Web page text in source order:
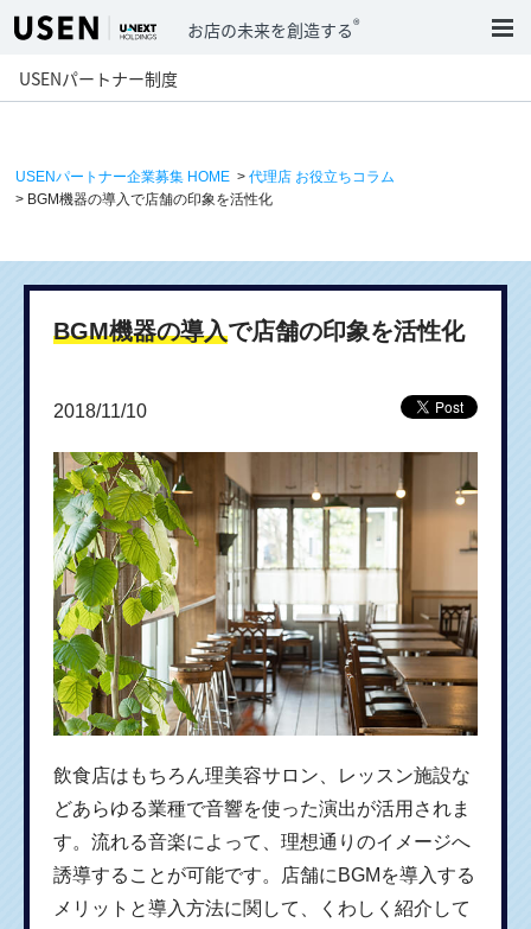
お店の未来を創造する®
USENパートナー制度
USENパートナー企業募集 HOME > 代理店 お役立ちコラム
> BGM機器の導入で店舗の印象を活性化
BGM機器の導入で店舗の印象を活性化
2018/11/10
飲食店はもちろん理美容サロン、レッスン施設な
どあらゆる業種で音響を使った演出が活用されま
す。流れる音楽によって、理想通りのイメージへ
誘導することが可能です。店舗にBGMを導入する
メリットと導入方法に関して、くわしく紹介して